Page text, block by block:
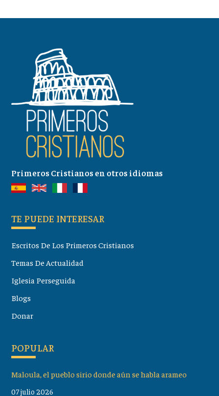
Primeros Cristianos en otros idiomas
TE PUEDE INTERESAR
Escritos De Los Primeros Cristianos
Temas De Actualidad
Iglesia Perseguida
Blogs
Donar
POPULAR
Maloula, el pueblo sirio donde aún se habla arameo
07 julio 2026